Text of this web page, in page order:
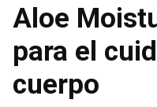
Aloe
para el
cuerpo